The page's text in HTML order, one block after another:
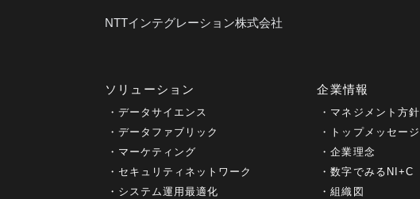
NTTインテグレーション株式会社
ソリューション
データサイエンス
データファブリック
マーケティング
セキュリティネットワーク
システム運用最適化
企業情報
マネジメント方針
トップメッセージ
企業理念
数字でみるNI+C
組織図